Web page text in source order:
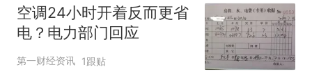
空调24小时开着反而更省
电？电力部门回应
第一财经资讯 1跟贴